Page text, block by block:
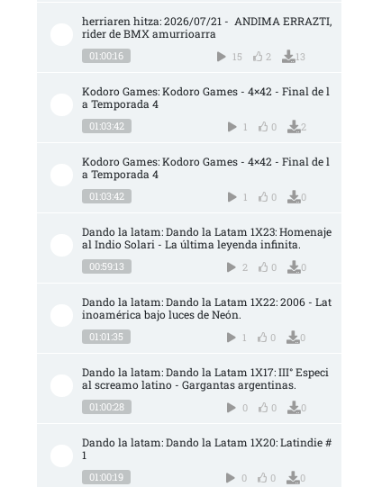
herriaren hitza: 2026/07/21 -  ANDIMA ERRAZTI,
rider de BMX amurrioarra
01:00:16 15 2 13
Kodoro Games: Kodoro Games - 4×42 - Final de l
a Temporada 4
01:03:42 1 0 2
Kodoro Games: Kodoro Games - 4×42 - Final de l
a Temporada 4
01:03:42 1 0 0
Dando la latam: Dando la Latam 1X23: Homenaje
al Indio Solari - La última leyenda infinita.
00:59:13 2 0 0
Dando la latam: Dando la Latam 1X22: 2006 - Lat
inoamérica bajo luces de Neón.
01:01:35 1 0 0
Dando la latam: Dando la Latam 1X17: III° Especi
al screamo latino - Gargantas argentinas.
01:00:28 0 0 0
Dando la latam: Dando la Latam 1X20: Latindie #
1
01:00:19 0 0 0